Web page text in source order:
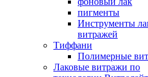
пигменты
Инструменты
витражей
Тиффани
Полимерные
Лаковые витражи по